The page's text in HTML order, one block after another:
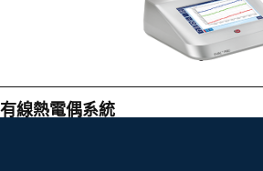
有線熱電偶系統